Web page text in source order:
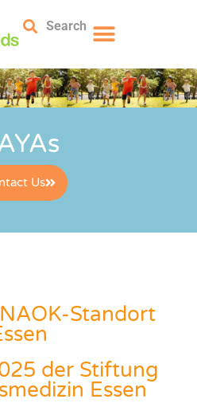
Search
Us
Standort
der Stiftung
Essen